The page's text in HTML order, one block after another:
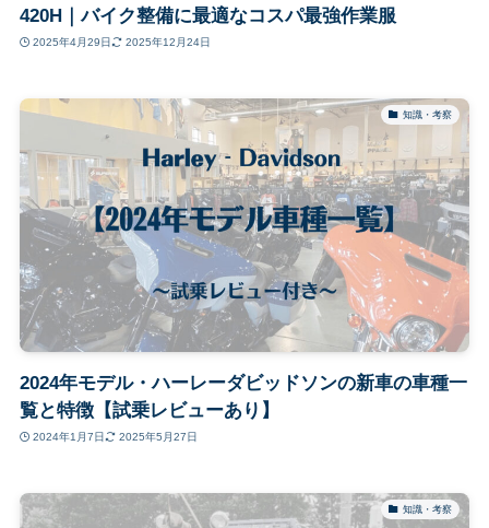
420H｜バイク整備に最適なコスパ最強作業服
2025年4月29日 2025年12月24日
知識・考察
2024年モデル・ハーレーダビッドソンの新車の車種一
覧と特徴【試乗レビューあり】
2024年1月7日 2025年5月27日
知識・考察